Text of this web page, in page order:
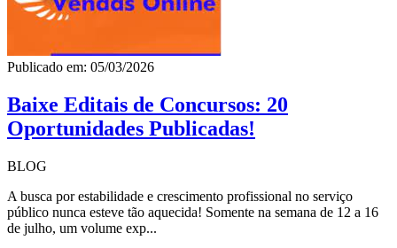
Publicado em: 05/03/2026
Baixe Editais de Concursos: 20
Oportunidades Publicadas!
BLOG
A busca por estabilidade e crescimento profissional no serviço
público nunca esteve tão aquecida! Somente na semana de 12 a 16
de julho, um volume exp...